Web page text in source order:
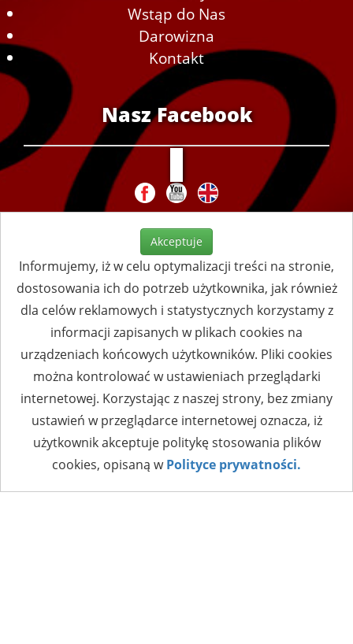
Wstąp do Nas
Darowizna
Kontakt
Nasz Facebook
Akceptuje
Informujemy, iż w celu optymalizacji treści na stronie,
dostosowania ich do potrzeb użytkownika, jak również
dla celów reklamowych i statystycznych korzystamy z
informacji zapisanych w plikach cookies na
urządzeniach końcowych użytkowników. Pliki cookies
można kontrolować w ustawieniach przeglądarki
internetowej. Korzystając z naszej strony, bez zmiany
ustawień w przeglądarce internetowej oznacza, iż
użytkownik akceptuje politykę stosowania plików
cookies, opisaną wPolityce prywatności.